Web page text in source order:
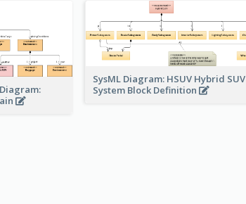
SysML Diagram: HSUV Hybrid SUV
System Block Definition